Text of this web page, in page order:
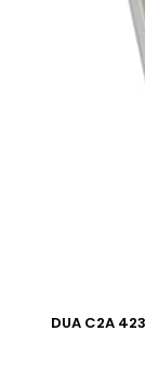
DUA C2A